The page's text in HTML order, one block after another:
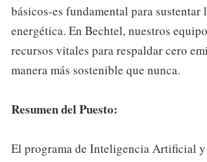
básicos-es fundamental para sustentar
energética. En Bechtel, nuestros
recursos vitales para respaldar cero
manera más sostenible que nunca.
Resumen del Puesto:
El programa de Inteligencia Artificial